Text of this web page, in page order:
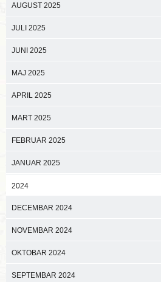
AUGUST 2025
JULI 2025
JUNI 2025
MAJ 2025
APRIL 2025
MART 2025
FEBRUAR 2025
JANUAR 2025
2024
DECEMBAR 2024
NOVEMBAR 2024
OKTOBAR 2024
SEPTEMBAR 2024